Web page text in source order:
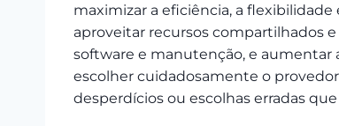
maximizar a eficiência, a flexibilidade
aproveitar recursos compartilhados
software e manutenção, e aumentar
escolher cuidadosamente o
desperdícios ou escolhas erradas